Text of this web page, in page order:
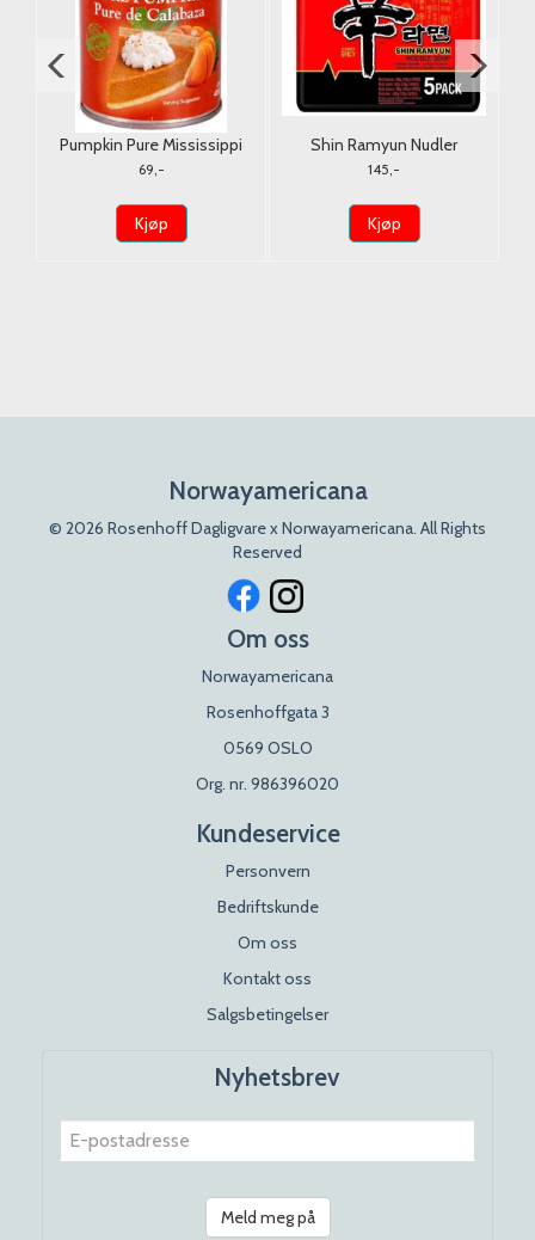
Pumpkin Pure Mississippi
Belle 425g. USA
69,-
Kjøp
Shin Ramyun Nudler
Nongshim 5x120g.
145,-
Kjøp
Norwayamericana
© 2026 Rosenhoff Dagligvare x Norwayamericana. All Rights
Reserved
Om oss
Norwayamericana
Rosenhoffgata 3
0569 OSLO
Org. nr. 986396020
Kundeservice
Personvern
Bedriftskunde
Om oss
Kontakt oss
Salgsbetingelser
Nyhetsbrev
Meld meg på